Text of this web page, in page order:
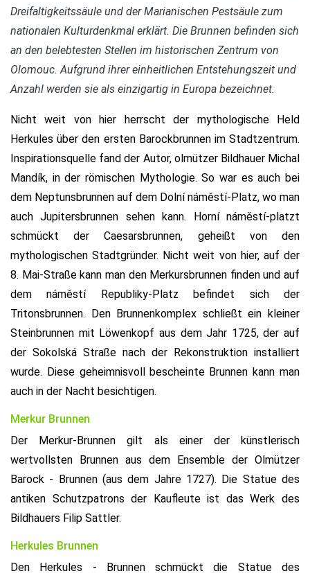
Dreifaltigkeitssäule und der Marianischen Pestsäule zum
nationalen Kulturdenkmal erklärt. Die Brunnen befinden sich
an den belebtesten Stellen im historischen Zentrum von
Olomouc. Aufgrund ihrer einheitlichen Entstehungszeit und
Anzahl werden sie als einzigartig in Europa bezeichnet.
Nicht weit von hier herrscht der mythologische Held
Herkules über den ersten Barockbrunnen im Stadtzentrum.
Inspirationsquelle fand der Autor, olmützer Bildhauer Michal
Mandík, in der römischen Mythologie. So war es auch bei
dem Neptunsbrunnen auf dem Dolní náměstí-Platz, wo man
auch Jupitersbrunnen sehen kann. Horní náměstí-platzt
schmückt der Caesarsbrunnen, geheißt von den
mythologischen Stadtgründer. Nicht weit von hier, auf der
8. Mai-Straße kann man den Merkursbrunnen finden und auf
dem náměstí Republiky-Platz befindet sich der
Tritonsbrunnen. Den Brunnenkomplex schließt ein kleiner
Steinbrunnen mit Löwenkopf aus dem Jahr 1725, der auf
der Sokolská Straße nach der Rekonstruktion installiert
wurde. Diese geheimnisvoll bescheinte Brunnen kann man
auch in der Nacht besichtigen.
Merkur Brunnen
Der Merkur-Brunnen gilt als einer der künstlerisch
wertvollsten Brunnen aus dem Ensemble der Olmützer
Barock - Brunnen (aus dem Jahre 1727). Die Statue des
antiken Schutzpatrons der Kaufleute ist das Werk des
Bildhauers Filip Sattler.
Herkules Brunnen
Den Herkules - Brunnen schmückt die Statue des